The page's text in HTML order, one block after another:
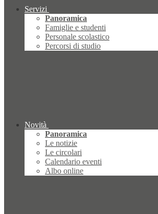
Servizi
Panoramica
Famiglie e studenti
Personale scolastico
Percorsi di studio
Novità
Panoramica
Le notizie
Le circolari
Calendario eventi
Albo online